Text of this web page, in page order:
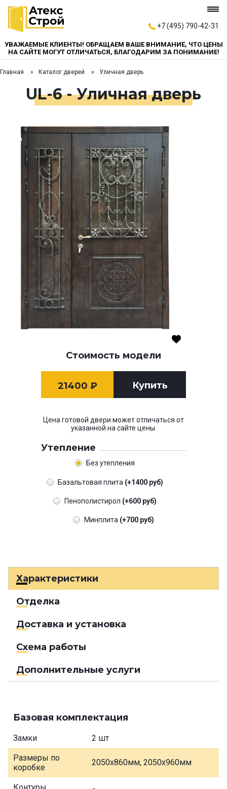
+7 (495) 790-42-31
УВАЖАЕМЫЕ КЛИЕНТЫ! ОБРАЩАЕМ ВАШЕ ВНИМАНИЕ, ЧТО ЦЕНЫ
НА САЙТЕ МОГУТ ОТЛИЧАТЬСЯ, БЛАГОДАРИМ ЗА ПОНИМАНИЕ!
Главная Каталог дверей Уличная дверь
UL-6 - Уличная дверь
Стоимость модели
21400 ₽ Купить
Цена готовой двери может отличаться от
указанной на сайте цены.
Утепление
Без утепления
Базальтовая плита (+1400 руб)
Пенополистирол (+600 руб)
Минплита (+700 руб)
Характеристики
Отделка
Доставка и установка
Схема работы
Дополнительные услуги
Базовая комплектация
Замки 2 шт
Размеры по
коробке
2050х860мм, 2050х960мм